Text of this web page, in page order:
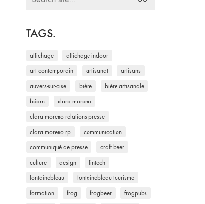
TAGS.
affichage affichage indoor
art contemporain artisanat artisans
auvers-sur-oise bière bière artisanale
béarn clara moreno
clara moreno relations presse
clara moreno rp communication
communiqué de presse craft beer
culture design fintech
fontainebleau fontainebleau tourisme
formation frog frogbeer frogpubs